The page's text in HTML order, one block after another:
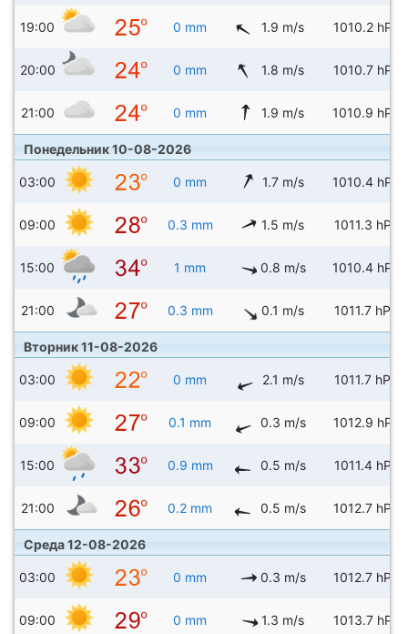
19:00 0 mm 1.9 m/s 1010.2 hPa
20:00 0 mm 1.8 m/s 1010.7 hPa
21:00 0 mm 1.9 m/s 1010.9 hPa
Понедельник 10-08-2026
03:00 0 mm 1.7 m/s 1010.4 hPa
09:00 0.3 mm 1.5 m/s 1011.3 hPa
15:00 1 mm 0.8 m/s 1010.4 hPa
21:00 0.3 mm 0.1 m/s 1011.7 hPa
Вторник 11-08-2026
03:00 0 mm 2.1 m/s 1011.7 hPa
09:00 0.1 mm 0.3 m/s 1012.9 hPa
15:00 0.9 mm 0.5 m/s 1011.4 hPa
21:00 0.2 mm 0.5 m/s 1012.7 hPa
Среда 12-08-2026
03:00 0 mm 0.3 m/s 1012.7 hPa
09:00 0 mm 1.3 m/s 1013.7 hPa